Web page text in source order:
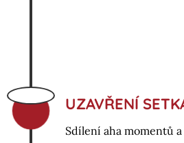
UZAVŘENÍ
Sdílení aha momentů